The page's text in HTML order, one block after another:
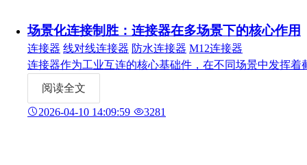
场景化连接制胜：连接器在多场景下的核心作用
连接器 线对线连接器 防水连接器 M12连接器
连接器作为工业互连的核心基础件，在不同场景中发挥
阅读全文
2026-04-10 14:09:59 3281